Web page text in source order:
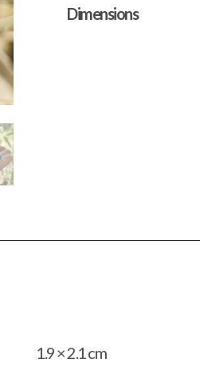
Dimensions
1.9 × 2.1 cm